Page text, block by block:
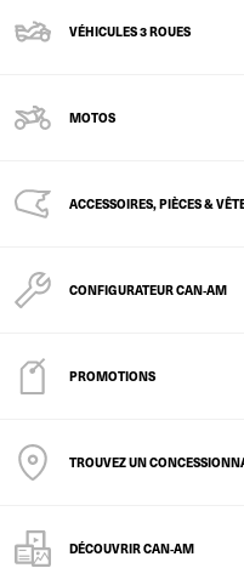
VÉHICULES 3 ROUES
MOTOS
ACCESSOIRES, PIÈCES &
CONFIGURATEUR CAN‑AM
PROMOTIONS
TROUVEZ UN
DÉCOUVRIR CAN‑AM
QUEL TYPE
DOIS-JE
CAN-AM
Can-Am Off-Road
3min de lecture